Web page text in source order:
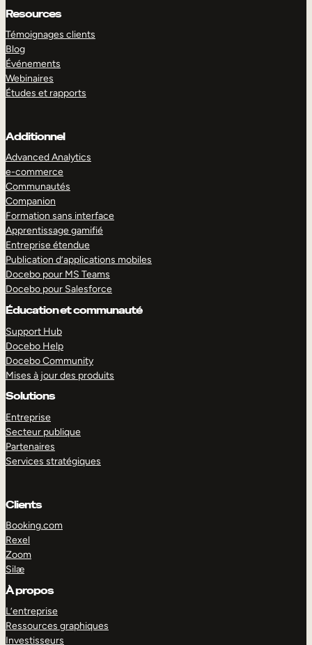
Resources
Témoignages clients
Blog
Événements
Webinaires
Études et rapports
Additionnel
Advanced Analytics
e-commerce
Communautés
Companion
Formation sans interface
Apprentissage gamifié
Entreprise étendue
Publication d’applications mobiles
Docebo pour MS Teams
Docebo pour Salesforce
Éducation et communauté
Support Hub
Docebo Help
Docebo Community
Mises à jour des produits
Solutions
Entreprise
Secteur publique
Partenaires
Services stratégiques
Clients
Booking.com
Rexel
Zoom
Silæ
À propos
L’entreprise
Ressources graphiques
Investisseurs